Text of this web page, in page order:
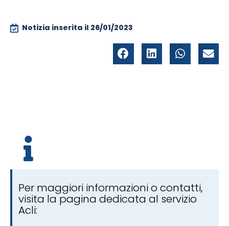
Notizia inserita il 26/01/2023
Per maggiori informazioni o contatti,
visita la pagina dedicata al servizio
Acli: